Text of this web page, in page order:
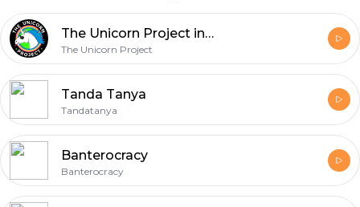
The Unicorn Project in Bahasa Indonesia
The Unicorn Project
Tanda Tanya
Tandatanya
Banterocracy
Banterocracy